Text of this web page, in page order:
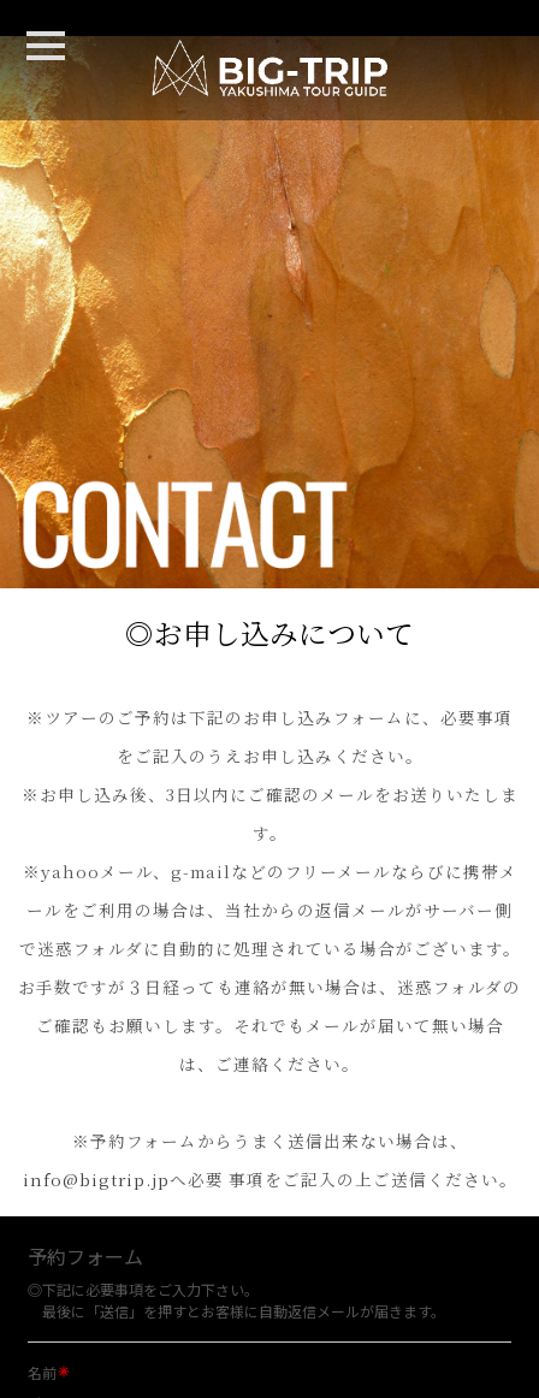
◎お申し込みについて
※ツアーのご予約は下記のお申し込みフォームに、必要事項
をご記入のうえお申し込みください。
※お申し込み後、3日以内にご確認のメールをお送りいたしま
す。
※yahooメール、g-mailなどのフリーメールならびに携帯メ
ールをご利用の場合は、当社からの返信メールがサーバー側
で迷惑フォルダに自動的に処理されている場合がございます。
お手数ですが３日経っても連絡が無い場合は、迷惑フォルダの
ご確認もお願いします。それでもメールが届いて無い場合
は、ご連絡ください。
※予約フォームからうまく送信出来ない場合は、
info@bigtrip.jpへ必要 事項をご記入の上ご送信ください。